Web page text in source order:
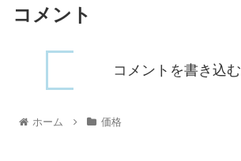
コメント
コメントを書き込む
ホーム 価格